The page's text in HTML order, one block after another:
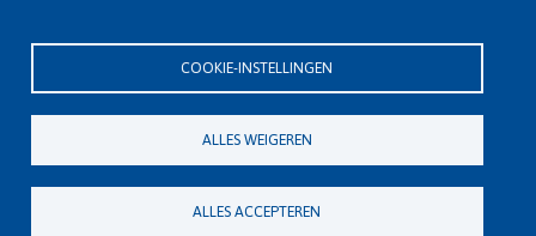
Kartuizersstraat 21 , 1000 Brussel
Email : info@fedasil.be • T : +32-(0)2-213 44 11 • F : +32-(0)2-213 44 22
Privacy, copyright en disclaimer|Toegankelijkheidsverklaring
Cookieverklaring
Cookie-instellingen
COOKIE-INSTELLINGEN
ALLES WEIGEREN
ALLES ACCEPTEREN